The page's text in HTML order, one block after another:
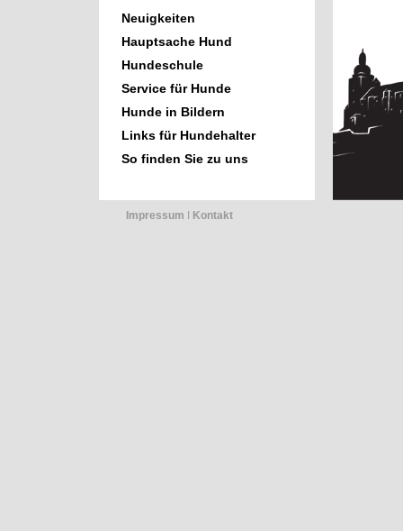
Neuigkeiten
Hauptsache Hund
Hundeschule
Service für Hunde
Hunde in Bildern
Links für Hundehalter
So finden Sie zu uns
Impressum Ι Kontakt